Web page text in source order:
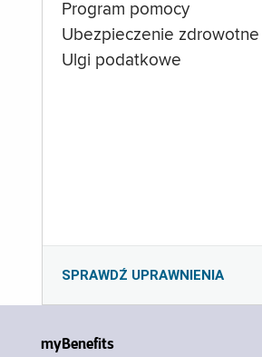
Program pomocy
Ubezpieczenie zdrowotne
Ulgi podatkowe
SPRAWDŹ UPRAWNIENIA
myBenefits